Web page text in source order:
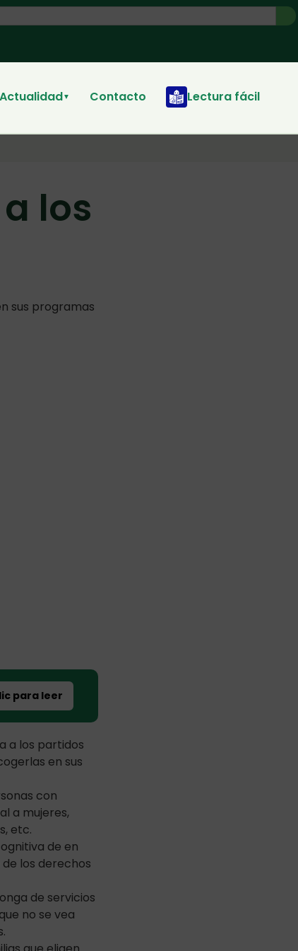
Actualidad▼ Contacto Lectura fácil
los
sus programas
para leer
a los partidos
en sus
con
a mujeres,
etc.
de en
los derechos
de servicios
no se vea